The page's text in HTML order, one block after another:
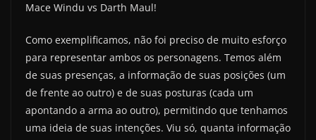
Mace Windu vs Darth Maul!
Como exemplificamos, não foi preciso de muito esforço
para representar ambos os personagens. Temos além
de suas presenças, a informação de suas posições (um
de frente ao outro) e de suas posturas (cada um
apontando a arma ao outro), permitindo que tenhamos
uma ideia de suas intenções. Viu só, quanta informação